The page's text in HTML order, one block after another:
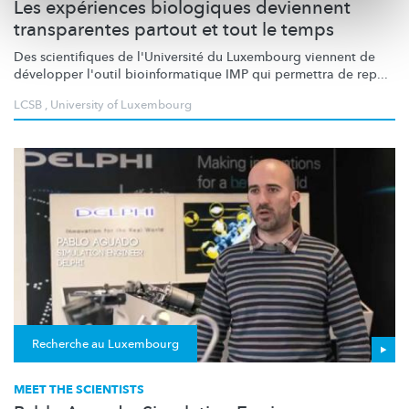
Les expériences biologiques deviennent
transparentes partout et tout le temps
Des scientifiques de l'Université du Luxembourg viennent de
développer l'outil bioinformatique IMP qui permettra de rep...
LCSB , University of Luxembourg
Recherche au Luxembourg
MEET THE SCIENTISTS